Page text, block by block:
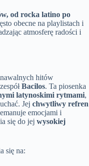
od rocka latino po
obecne na playlistach i
atmosferę radości i
hitów
Bacilos. Ta piosenka
latynoskimi rytmami,
Jej chwytliwy refren
emocjami i
się do jej wysokiej
się na: